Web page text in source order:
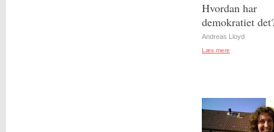
Hvordan har
demokratiet
Andreas Lloyd
Læs mere